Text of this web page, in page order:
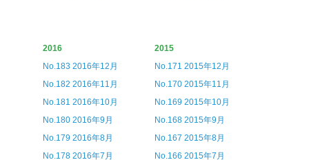
2016
No.183 2016年12月
No.182 2016年11月
No.181 2016年10月
No.180 2016年9月
No.179 2016年8月
No.178 2016年7月
2015
No.171 2015年12月
No.170 2015年11月
No.169 2015年10月
No.168 2015年9月
No.167 2015年8月
No.166 2015年7月